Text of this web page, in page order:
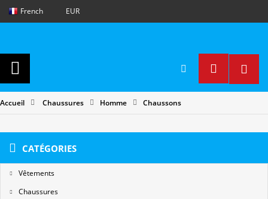
French EUR
Accueil Chaussures Homme Chaussons
CATÉGORIES
Vêtements
Chaussures